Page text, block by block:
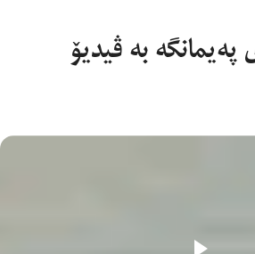
پەیمانگە بە ڤیدیۆ